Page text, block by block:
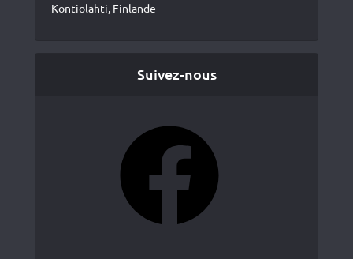
Kontiolahti, Finlande
Suivez-nous